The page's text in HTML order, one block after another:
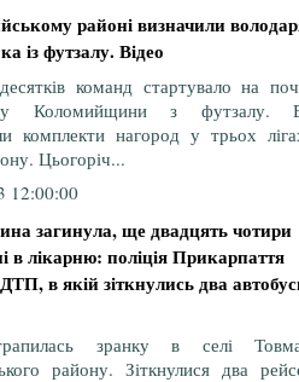
районі визначили
із футзалу. Відео
команд стартувало на
Коломийщини з футзалу.
комплекти нагород у трьох
Цьогоріч...
12:00:00
загинула, ще двадцять чотири
в лікарню: поліція Прикарпаття
ДТП, в якій зіткнулись два
зранку в селі
району. Зіткнулися два